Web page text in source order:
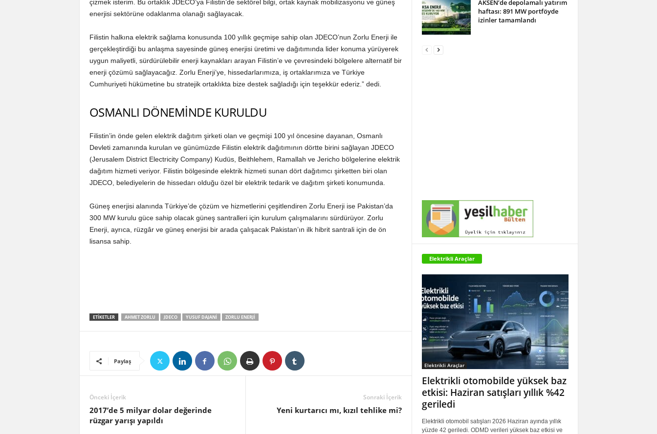
çizmek isterim. Bu ortaklık JDECO’ya Filistin’de sektörel bilgi, ortak kaynak mobilizasyonu ve güneş
enerjisi sektörüne odaklanma olanağı sağlayacak.
Filistin halkına elektrik sağlama konusunda 100 yıllık geçmişe sahip olan JDECO’nun Zorlu Enerji ile
gerçekleştirdiği bu anlaşma sayesinde güneş enerjisi üretimi ve dağıtımında lider konuma yürüyerek
uygun maliyetli, sürdürülebilir enerji kaynakları arayan Filistin’e ve çevresindeki bölgelere alternatif bir
enerji çözümü sağlayacağız. Zorlu Enerji’ye, hissedarlarımıza, iş ortaklarımıza ve Türkiye
Cumhuriyeti hükümetine bu stratejik ortaklıkta bize destek sağladığı için teşekkür ederiz.” dedi.
OSMANLI DÖNEMİNDE KURULDU
Filistin’in önde gelen elektrik dağıtım şirketi olan ve geçmişi 100 yıl öncesine dayanan, Osmanlı
Devleti zamanında kurulan ve günümüzde Filistin elektrik dağıtımının dörtte birini sağlayan JDECO
(Jerusalem District Electricity Company) Kudüs, Beithlehem, Ramallah ve Jericho bölgelerine elektrik
dağıtım hizmeti veriyor. Filistin bölgesinde elektrik hizmeti sunan dört dağıtımcı şirketten biri olan
JDECO, belediyelerin de hissedarı olduğu özel bir elektrik tedarik ve dağıtım şirketi konumunda.
Güneş enerjisi alanında Türkiye’de çözüm ve hizmetlerini çeşitlendiren Zorlu Enerji ise Pakistan’da
300 MW kurulu güce sahip olacak güneş santralleri için kurulum çalışmalarını sürdürüyor. Zorlu
Enerji, ayrıca, rüzgâr ve güneş enerjisi bir arada çalışacak Pakistan’ın ilk hibrit santrali için de ön
lisansa sahip.
ETIKETLER AHMET ZORLU JDECO YUSUF DAJANI ZORLU ENERJI
Paylaş
Önceki İçerik
2017’de 5 milyar dolar değerinde
rüzgar yarışı yapıldı
Sonraki İçerik
Yeni kurtarıcı mı, kızıl tehlike mi?
AKSEN’de depolamalı yatırım
haftası: 891 MW portföyde
izinler tamamlandı
Elektrikli Araçlar
Elektrikli Araçlar
Elektrikli otomobilde yüksek baz
etkisi: Haziran satışları yıllık %42
geriledi
Elektrikli otomobil satışları 2026 Haziran ayında yıllık
yüzde 42 geriledi. ODMD verileri yüksek baz etkisi ve